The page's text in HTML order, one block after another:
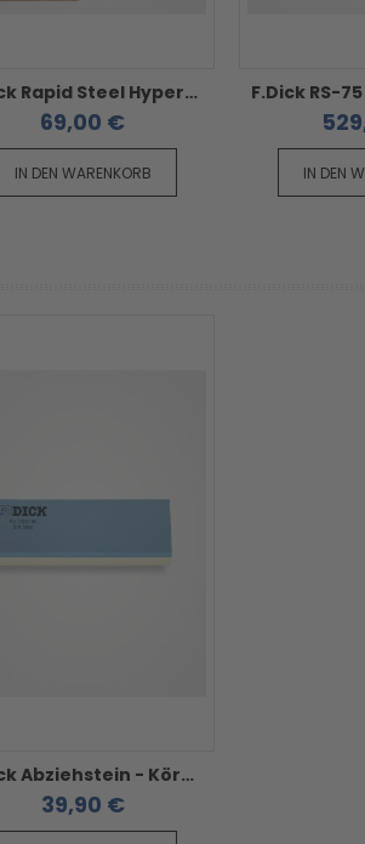
F.Dick Rapid Steel Hyperdrill - weiß Superfeinzug
69,00 €
IN DEN WARENKORB IN DEN
F.Dick Abziehstein - Körnung 3000/5000
39,90 €